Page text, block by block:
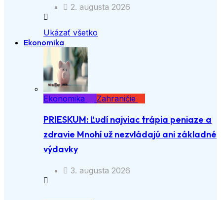
2. augusta 2026
Ukázať všetko
Ekonomika
Ekonomika Zahraničie
PRIESKUM: Ľudí najviac trápia peniaze a
zdravie Mnohí už nezvládajú ani základné
výdavky
3. augusta 2026